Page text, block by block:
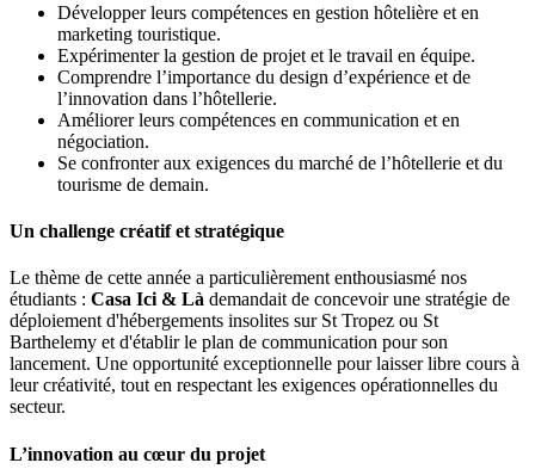
Développer leurs compétences en gestion hôtelière et en
marketing touristique.
Expérimenter la gestion de projet et le travail en équipe.
Comprendre l’importance du design d’expérience et de
l’innovation dans l’hôtellerie.
Améliorer leurs compétences en communication et en
négociation.
Se confronter aux exigences du marché de l’hôtellerie et du
tourisme de demain.
Un challenge créatif et stratégique
Le thème de cette année a particulièrement enthousiasmé nos
étudiants : Casa Ici & Là demandait de concevoir une stratégie de
déploiement d'hébergements insolites sur St Tropez ou St
Barthelemy et d'établir le plan de communication pour son
lancement. Une opportunité exceptionnelle pour laisser libre cours à
leur créativité, tout en respectant les exigences opérationnelles du
secteur.
L’innovation au cœur du projet